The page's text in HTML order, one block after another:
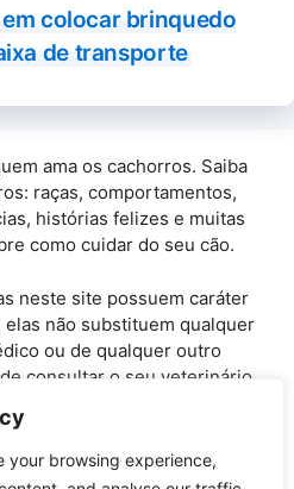
your browsing experience,
colocar brinquedo
de transporte
ama os cachorros. Saiba
raças, comportamentos,
histórias felizes e muitas
como cuidar do seu cão.
neste site possuem caráter
não substituem qualquer
ou de qualquer outro
consultar o seu veterinário
· Cães Online - Todos os
reservados.